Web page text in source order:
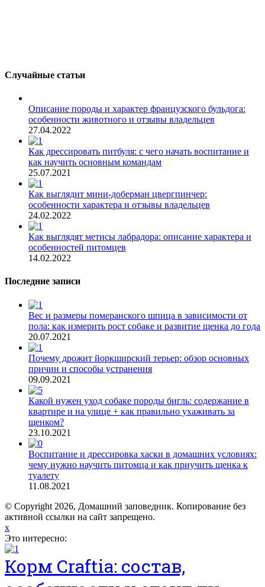
Случайные статьи
Описание породы и характер французского бульдога:
особенности животного и отзывы владельцев
27.04.2022
Как дрессировать питбуля: с чего начать воспитание и
как научить основным командам
25.07.2021
Как выглядит мини-доберман цвергпинчер:
особенности характера и отзывы владельцев
24.02.2022
Как выглядят метисы лабрадора: описание характера и
особенностей питомцев
14.02.2022
Последние записи
Вес и размеры померанского шпица в зависимости от
пола: как измерить рост собаке и развитие щенка до года
20.07.2021
Почему дрожит йоркширский терьер: обзор основных
причин и способы устранения
09.09.2021
Какой нужен уход собаке породы бигль: содержание в
квартире и на улице + как правильно ухаживать за
щенком?
23.10.2021
Воспитание и дрессировка хаски в домашних условиях:
чему нужно научить питомца и как приучить щенка к
туалету
11.08.2021
© Copyright 2026, Домашний заповедник. Копирование без
активной ссылки на сайт запрещено.
x
Это интересно:
Корм Craftia: состав,